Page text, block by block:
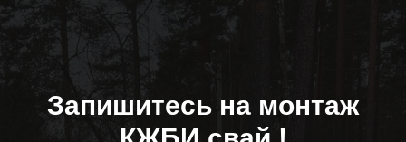
Запишитесь на монтаж